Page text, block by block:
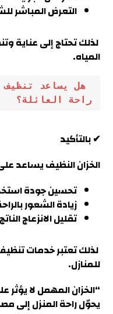
التعرض المباشر
لذلك تحتاج إلى عناية
المياه.
راحة العائلة؟
✔ بالتأكيد
الخزان النظيف يساعد
تحسين جودة
زيادة الشعور
تقليل الانزعاج
لذلك تعتبر خدمات
للمنازل.
“الخزان المهمل لا
يحوّل راحة المنزل إلى